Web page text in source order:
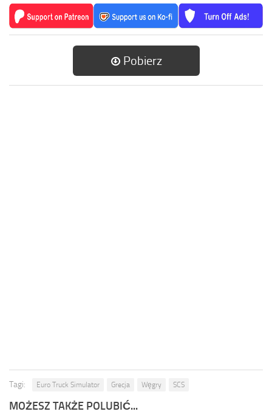
Pobierz
Tagi: Euro Truck Simulator Grecja Węgry SCS
MOŻESZ TAKŻE POLUBIĆ...